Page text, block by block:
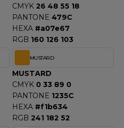
CMYK 26 48 55 18
PANTONE 479C
HEXA #a07e67
RGB 160 126 103
MUSTARD
MUSTARD
CMYK 0 33 89 0
PANTONE 1235C
HEXA #f1b634
RGB 241 182 52